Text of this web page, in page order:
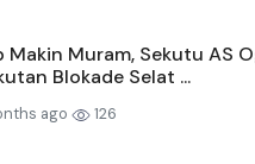
Makin Muram, Sekutu AS
Blokade Selat ...
ago 126